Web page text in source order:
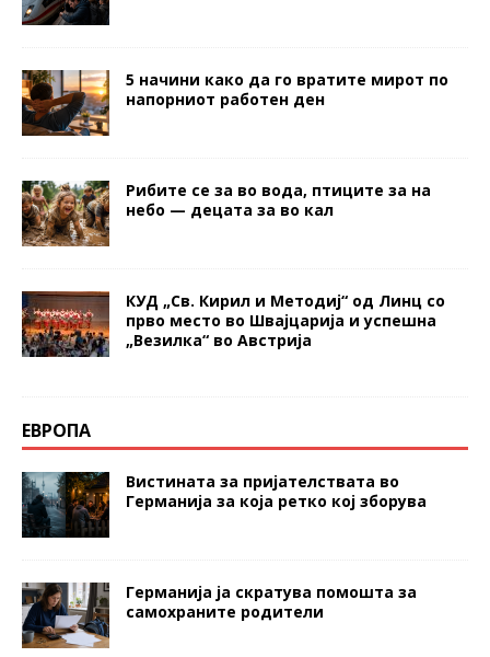
5 начини како да го вратите мирот по
напорниот работен ден
Рибите се за во вода, птиците за на
небо — децата за во кал
КУД „Св. Кирил и Методиј“ од Линц со
прво место во Швајцарија и успешна
„Везилка“ во Австрија
ЕВРОПА
Вистината за пријателствата во
Германија за која ретко кој зборува
Германија ја скратува помошта за
самохраните родители